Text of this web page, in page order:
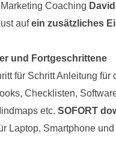
Coaching
aufein zusätzliches
und Fortgeschrittene
für Schritt Anleitung für
Checklisten,
etc. SOFORT
Laptop, Smartphone und